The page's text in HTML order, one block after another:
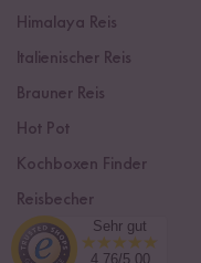
Himalaya Reis
Italienischer Reis
Brauner Reis
Hot Pot
Kochboxen Finder
Reisbecher
Sushi Einsteiger Box
Sehr gut
4.76/5.00